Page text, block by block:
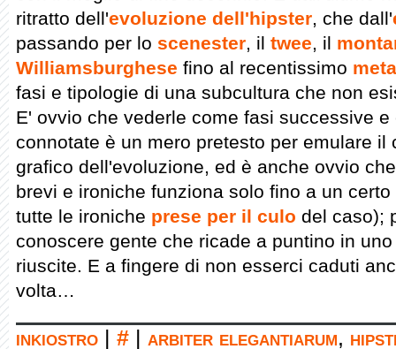
ritratto dell'evoluzione dell'hipster, che dall'
passando per lo scenester, il twee, il
Williamsburghese fino al recentissimo
fasi e tipologie di una subcultura che non
E' ovvio che vederle come fasi successive
connotate è un mero pretesto per emulare il
grafico dell'evoluzione, ed è anche ovvio
brevi e ironiche funziona solo fino a un
tutte le ironiche prese per il culo del caso);
conoscere gente che ricade a puntino in
riuscite. E a fingere di non esserci caduti
volta…
inkiostro # arbiter elegantiarum,